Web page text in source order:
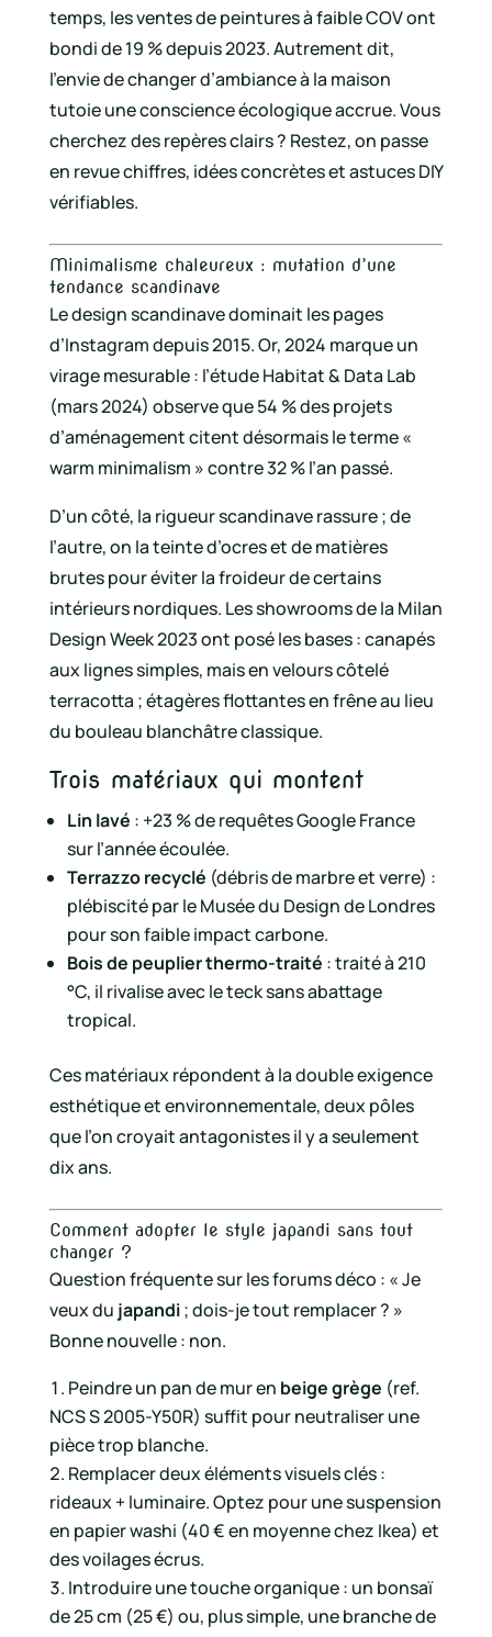
temps, les ventes de peintures à faible COV ont
bondi de 19 % depuis 2023. Autrement dit,
l’envie de changer d’ambiance à la maison
tutoie une conscience écologique accrue. Vous
cherchez des repères clairs ? Restez, on passe
en revue chiffres, idées concrètes et astuces DIY
vérifiables.
Minimalisme chaleureux : mutation d’une
tendance scandinave
Le design scandinave dominait les pages
d’Instagram depuis 2015. Or, 2024 marque un
virage mesurable : l’étude Habitat & Data Lab
(mars 2024) observe que 54 % des projets
d’aménagement citent désormais le terme «
warm minimalism » contre 32 % l’an passé.
D’un côté, la rigueur scandinave rassure ; de
l’autre, on la teinte d’ocres et de matières
brutes pour éviter la froideur de certains
intérieurs nordiques. Les showrooms de la Milan
Design Week 2023 ont posé les bases : canapés
aux lignes simples, mais en velours côtelé
terracotta ; étagères flottantes en frêne au lieu
du bouleau blanchâtre classique.
Trois matériaux qui montent
Lin lavé : +23 % de requêtes Google France
sur l’année écoulée.
Terrazzo recyclé (débris de marbre et verre) :
plébiscité par le Musée du Design de Londres
pour son faible impact carbone.
Bois de peuplier thermo-traité : traité à 210
°C, il rivalise avec le teck sans abattage
tropical.
Ces matériaux répondent à la double exigence
esthétique et environnementale, deux pôles
que l’on croyait antagonistes il y a seulement
dix ans.
Comment adopter le style japandi sans tout
changer ?
Question fréquente sur les forums déco : « Je
veux du japandi; dois-je tout remplacer ? »
Bonne nouvelle : non.
Peindre un pan de mur en beige grège (ref.
NCS S 2005-Y50R) suffit pour neutraliser une
pièce trop blanche.
Remplacer deux éléments visuels clés :
rideaux + luminaire. Optez pour une suspension
en papier washi (40 € en moyenne chez Ikea) et
des voilages écrus.
Introduire une touche organique : un bonsaï
de 25 cm (25 €) ou, plus simple, une branche de